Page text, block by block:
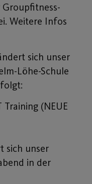
Groupfitness-
Weitere Infos
sich unser
Löhe-Schule
(NEUE
sich unser
in der